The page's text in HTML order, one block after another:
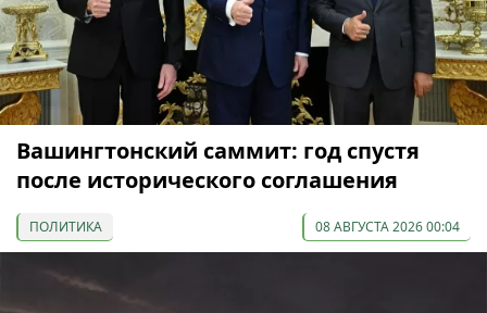
Вашингтонский саммит: год спустя
после исторического соглашения
ПОЛИТИКА 08 АВГУСТА 2026 00:04